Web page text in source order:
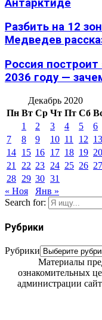
Антарктиде
Разбить на 12
Медведев
Россия
2036 году —
Декабрь 2020
Пн Вт Ср Чт Пт Сб
1
2 3 4 5
6
7
8 9 10 11 12 13
14 15 16 17 18 19 20
21
22 23 24 25 26 27
28 29 30 31
« Ноя
Янв »
Search for:
Рубрики
Рубрики
Материалы
ознакомительных
администрации